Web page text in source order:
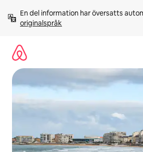
innehåll
En del information har översatts
originalspråk